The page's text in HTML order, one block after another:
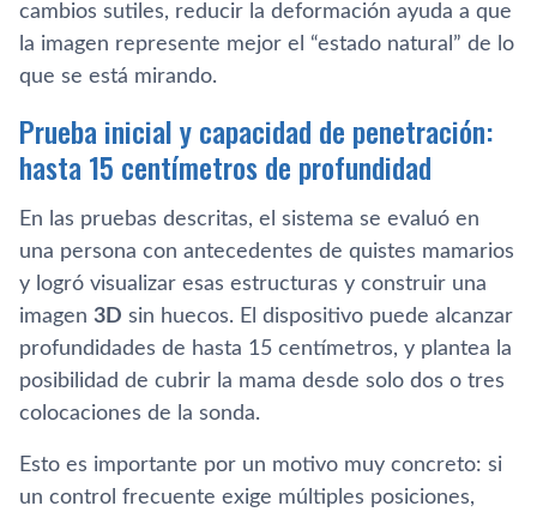
cambios sutiles, reducir la deformación ayuda a que
la imagen represente mejor el “estado natural” de lo
que se está mirando.
Prueba inicial y capacidad de penetración:
hasta 15 centímetros de profundidad
En las pruebas descritas, el sistema se evaluó en
una persona con antecedentes de quistes mamarios
y logró visualizar esas estructuras y construir una
imagen 3D sin huecos. El dispositivo puede alcanzar
profundidades de hasta 15 centímetros, y plantea la
posibilidad de cubrir la mama desde solo dos o tres
colocaciones de la sonda.
Esto es importante por un motivo muy concreto: si
un control frecuente exige múltiples posiciones,